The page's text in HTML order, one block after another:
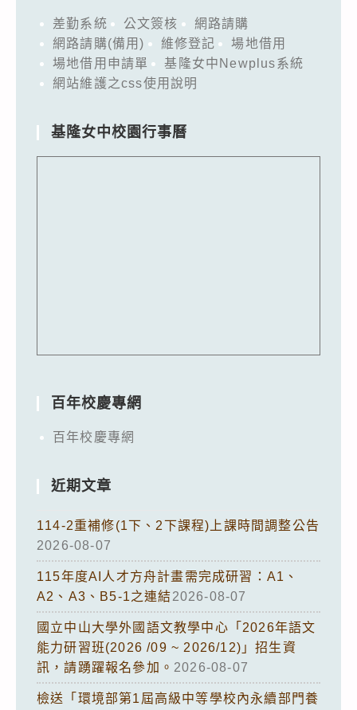
差勤系統 公文簽核
網路請購
網路請購(備用)
維修登記
場地借用
場地借用申請單
基隆女中Newplus系統
網站維護之css使用說明
基隆女中校園行事曆
百年校慶專網
百年校慶專網
近期文章
114-2重補修(1下、2下課程)上課時間調整公告
2026-08-07
115年度AI人才方舟計畫需完成研習：A1、
A2、A3、B5-1之連結2026-08-07
國立中山大學外國語文教學中心「2026年語文
能力研習班(2026 /09 ~ 2026/12)」招生資
訊，請踴躍報名參加。 2026-08-07
檢送「環境部第1屆高級中等學校內永續部門養